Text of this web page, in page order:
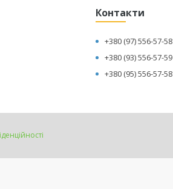
Контакти
+380 (97) 556-57-58
+380 (93) 556-57-59
+380 (95) 556-57-58